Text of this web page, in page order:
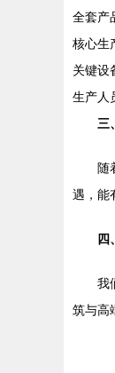
全套产
核心生
关键设
生产人
三
随
遇，能
四
我
筑与高